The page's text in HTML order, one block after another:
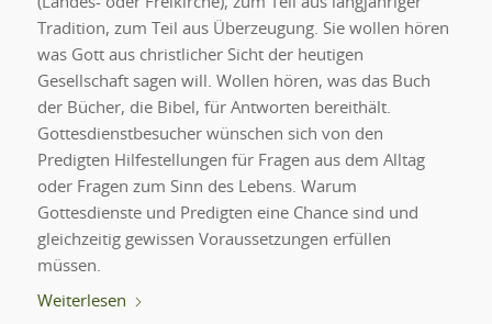
Tradition, zum Teil aus Überzeugung. Sie wollen hören
was Gott aus christlicher Sicht der heutigen
Gesellschaft sagen will. Wollen hören, was das Buch
der Bücher, die Bibel, für Antworten bereithält.
Gottesdienstbesucher wünschen sich von den
Predigten Hilfestellungen für Fragen aus dem Alltag
oder Fragen zum Sinn des Lebens. Warum
Gottesdienste und Predigten eine Chance sind und
gleichzeitig gewissen Voraussetzungen erfüllen
müssen.
Weiterlesen